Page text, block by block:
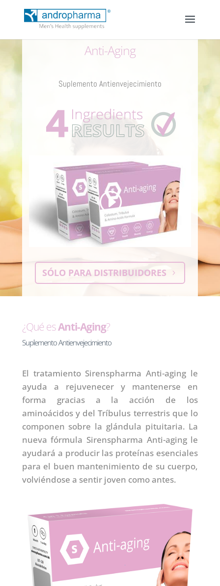
Anti-Aging
Suplemento Antienvejecimiento
SÓLO PARA DISTRIBUIDORES
¿Qué esAnti-Aging?
Suplemento Antienvejecimiento
El tratamiento Sirenspharma Anti-aging le
ayuda a rejuvenecer y mantenerse en
forma gracias a la acción de los
aminoácidos y del Tríbulus terrestris que lo
componen sobre la glándula pituitaria. La
nueva fórmula Sirenspharma Anti-aging le
ayudará a producir las proteínas esenciales
para el buen mantenimiento de su cuerpo,
volviéndose a sentir joven como antes.